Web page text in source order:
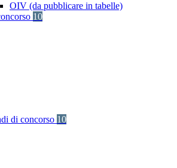
OIV (da pubblicare in tabelle)
10
di concorso 10